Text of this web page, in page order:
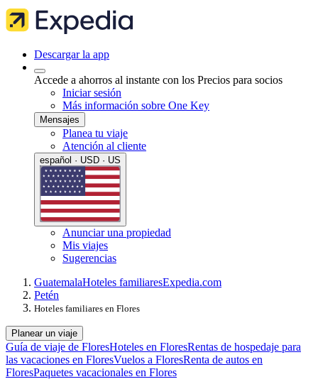
Descargar la app
Accede a ahorros al instante con los Precios para socios
Iniciar sesión
Más información sobre One Key
Mensajes
Planea tu viaje
Atención al cliente
español · USD · US
Anunciar una propiedad
Mis viajes
Sugerencias
GuatemalaHoteles familiaresExpedia.com
Petén
Hoteles familiares en Flores
Planear un viaje
Guía de viaje de FloresHoteles en FloresRentas de hospedaje para
las vacaciones en FloresVuelos a FloresRenta de autos en
FloresPaquetes vacacionales en Flores